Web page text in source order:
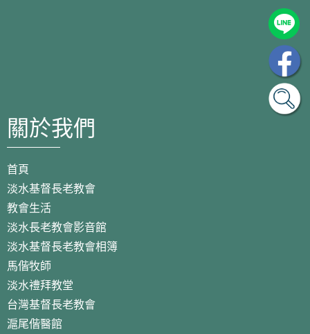
關於我們
首頁
淡水基督長老教會
教會生活
淡水長老教會影音館
淡水基督長老教會相簿
馬偕牧師
淡水禮拜教堂
台灣基督長老教會
滬尾偕醫館